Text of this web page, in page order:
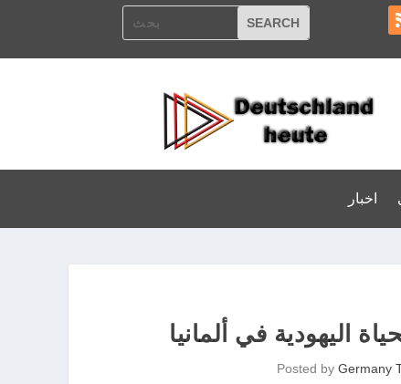
اخبار
اليهودية في ألمانيا
Posted byGermany